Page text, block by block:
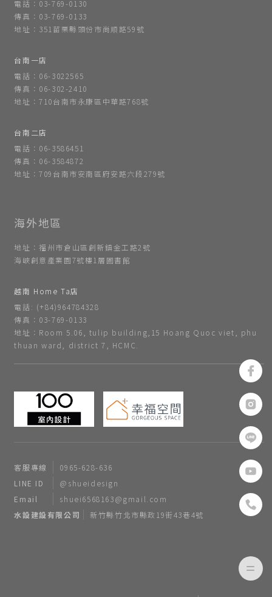
電話：03-769-0130
傳真：03-769-0133
地址：351苗栗縣頭份市尚順路59號
台南一店
電話：06-3022565
傳真：06-302-2410
地址：710台南市永康區中華路768號
台南二店
電話：06-3586451
傳真：06-3584872
地址：709台南市安南區府安路六段279號
地址：福州市倉山區創新鎮金工路2號
海峽創意產業園7號樓1層圖書館
越南 Home Ta店
電話: (+84)964784328
傳真：03-769-0133
地址：Room 5.06, tulip building,15 Hoang Quoc viet, phu
thuan ward, district 7, HCMC.
客服專線
0965-628-636
LINE ID
@shueidesign
Email
shuei6568163@gmail.com
水設建設有限公司
新竹縣竹北市縣政19街43巷4號